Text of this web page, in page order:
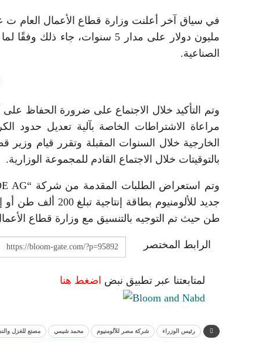
مليون دولار على مدار 5 سنوات،
الصناعية.
وتم التأكيد خلال الاجتماع على ضرورة الحفاظ على
الخارجية خلال السنوات المقبلة وتقرر قيام
بالتوقيتات خلال الاجتماع القادم للمجموعة الوزارية.
طن حيث تم التوجيه بالتنسيق مع وزارة قطاع
الرابط المختصر
لمتابعتنا عبر تطبيق نبض اضغط هنا
رئيس الوزراء شركة مصر للألومنيوم محمد شيمي مصتع للغزل